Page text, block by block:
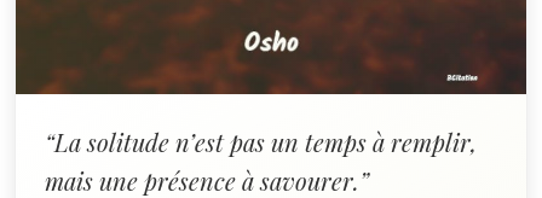
“La solitude n’est pas un temps à remplir,
mais une présence à savourer.”